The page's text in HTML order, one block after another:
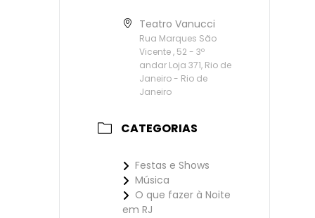
Teatro Vanucci
Rua Marques São
Vicente , 52 - 3º
andar Loja 371, Rio de
Janeiro - Rio de
Janeiro
CATEGORIAS
Festas e Shows
Música
O que fazer à Noite
em RJ